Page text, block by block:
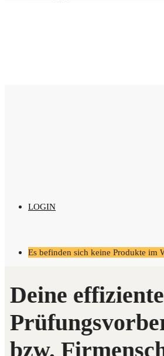
LOGIN
Es befinden sich keine Produkte im